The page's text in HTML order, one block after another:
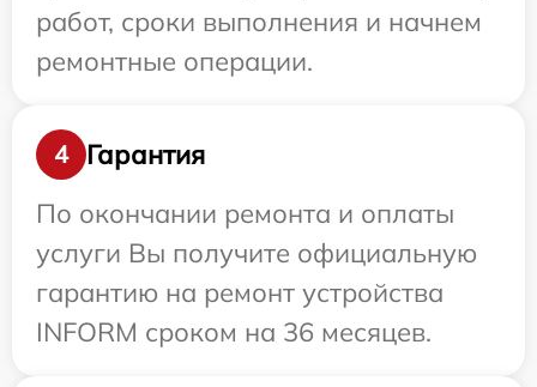
работ, сроки выполнения и начнем
ремонтные операции.
4
Гарантия
По окончании ремонта и оплаты
услуги Вы получите официальную
гарантию на ремонт устройства
INFORM сроком на 36 месяцев.